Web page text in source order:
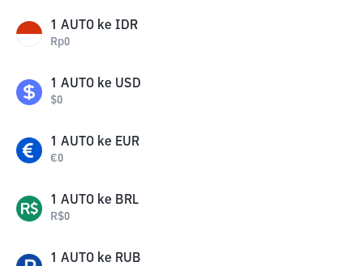
1 AUTO ke IDR
Rp0
1 AUTO ke USD
$0
1 AUTO ke EUR
€0
1 AUTO ke BRL
R$0
1 AUTO ke RUB